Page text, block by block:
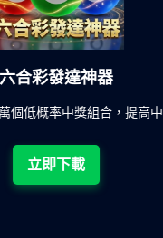
達神器
獎組合，提高中獎率